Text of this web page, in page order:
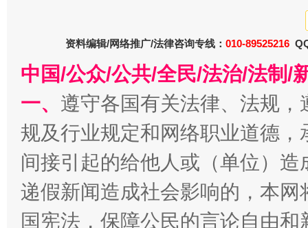
全民健身五年计划来了！等你上场
资料编辑/网络推广/法律咨询专线： 010-89525216
中国/公众/公共/全民/法治/法制/
一、 遵守各国有关法律、法规
规及行业规定和网络职业道德
间接引起的给他人或（单位）
递假新闻造成社会影响的，本
国宪法，保障公民的言论自由